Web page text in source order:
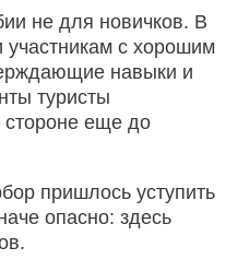
не для новичков. В
участникам с хорошим
навыки и
туристы
еще до
пришлось уступить
опасно: здесь